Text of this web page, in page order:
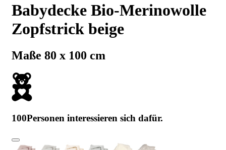
Babydecke Bio-Merinowolle
Zopfstrick beige
Maße 80 x 100 cm
100Personen interessieren sich dafür.